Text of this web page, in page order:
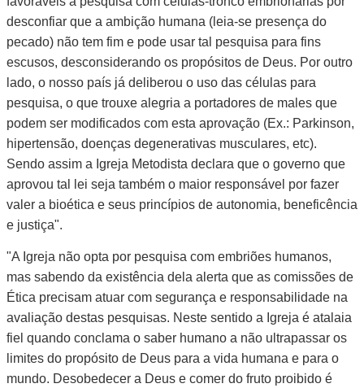
desconfiar que a ambição humana (leia-se presença do
pecado) não tem fim e pode usar tal pesquisa para fins
escusos, desconsiderando os propósitos de Deus. Por outro
lado, o nosso país já deliberou o uso das células para
pesquisa, o que trouxe alegria a portadores de males que
podem ser modificados com esta aprovação (Ex.: Parkinson,
hipertensão, doenças degenerativas musculares, etc).
Sendo assim a Igreja Metodista declara que o governo que
aprovou tal lei seja também o maior responsável por fazer
valer a bioética e seus princípios de autonomia, beneficência
e justiça".
"A Igreja não opta por pesquisa com embriões humanos,
mas sabendo da existência dela alerta que as comissões de
Ética precisam atuar com segurança e responsabilidade na
avaliação destas pesquisas. Neste sentido a Igreja é atalaia
fiel quando conclama o saber humano a não ultrapassar os
limites do propósito de Deus para a vida humana e para o
mundo. Desobedecer a Deus e comer do fruto proibido é